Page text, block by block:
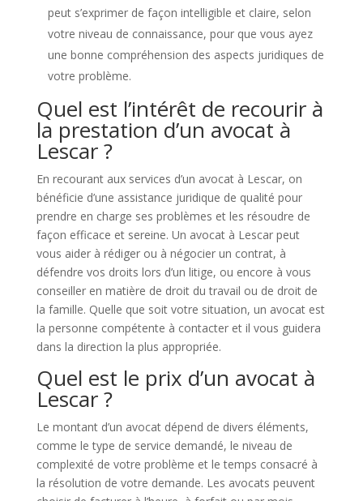
peut s’exprimer de façon intelligible et claire, selon
votre niveau de connaissance, pour que vous ayez
une bonne compréhension des aspects juridiques de
votre problème.
Quel est l’intérêt de recourir à
la prestation d’un avocat à
Lescar ?
En recourant aux services d’un avocat à Lescar, on
bénéficie d’une assistance juridique de qualité pour
prendre en charge ses problèmes et les résoudre de
façon efficace et sereine. Un avocat à Lescar peut
vous aider à rédiger ou à négocier un contrat, à
défendre vos droits lors d’un litige, ou encore à vous
conseiller en matière de droit du travail ou de droit de
la famille. Quelle que soit votre situation, un avocat est
la personne compétente à contacter et il vous guidera
dans la direction la plus appropriée.
Quel est le prix d’un avocat à
Lescar ?
Le montant d’un avocat dépend de divers éléments,
comme le type de service demandé, le niveau de
complexité de votre problème et le temps consacré à
la résolution de votre demande. Les avocats peuvent